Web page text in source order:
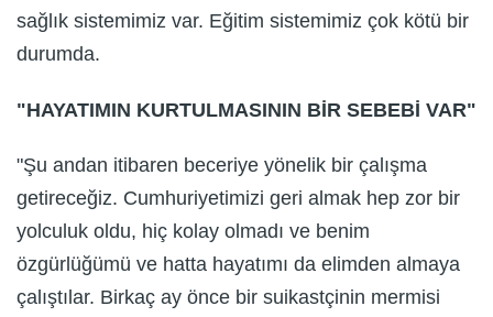
sağlık sistemimiz var. Eğitim sistemimiz çok kötü bir
durumda.
"HAYATIMIN KURTULMASININ BİR SEBEBİ VAR"
"Şu andan itibaren beceriye yönelik bir çalışma
getireceğiz. Cumhuriyetimizi geri almak hep zor bir
yolculuk oldu, hiç kolay olmadı ve benim
özgürlüğümü ve hatta hayatımı da elimden almaya
çalıştılar. Birkaç ay önce bir suikastçinin mermisi